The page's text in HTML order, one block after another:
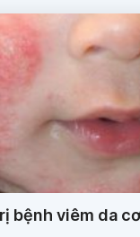
bệnh viêm da